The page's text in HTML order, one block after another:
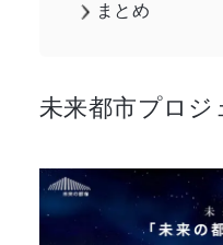
まとめ
未来都市プロジ